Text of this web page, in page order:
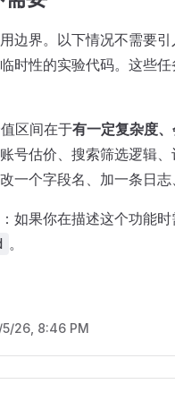
边界。以下情况不需要
时性的实验代码。这些
区间在于有一定复杂度
号估价、搜索筛选逻辑
一个字段名、加一条日志
如果你在描述这个功能
。
26, 8:46 PM